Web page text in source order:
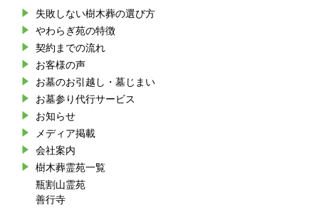
失敗しない樹木葬の選び方
やわらぎ苑の特徴
契約までの流れ
お客様の声
お墓のお引越し・墓じまい
お墓参り代行サービス
お知らせ
メディア掲載
会社案内
樹木葬霊苑一覧
瓶割山霊苑
善行寺